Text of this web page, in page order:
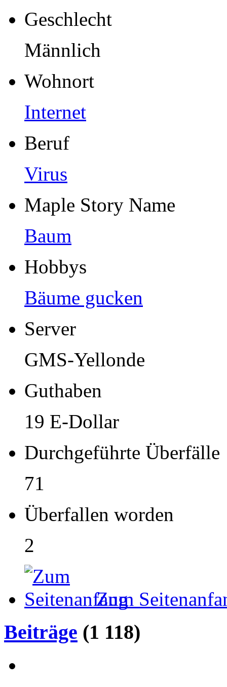
Geschlecht
Männlich
Wohnort
Internet
Beruf
Virus
Maple Story Name
Baum
Hobbys
Bäume gucken
Server
GMS-Yellonde
Guthaben
19 E-Dollar
Durchgeführte Überfälle
71
Überfallen worden
2
Zum
Beiträge (1 118)